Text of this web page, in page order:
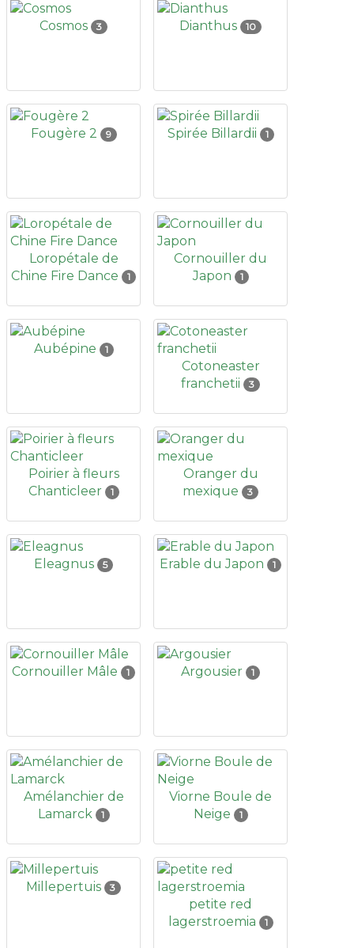
Cosmos 3 Dianthus 10
Fougère 2 9 Spirée Billardii 1
Loropétale de
Chine Fire Dance
1
Cornouiller du
Japon
1
Aubépine 1
Cotoneaster
franchetii
3
Poirier à fleurs
Chanticleer
1
Oranger du
mexique
3
Eleagnus 5 Erable du Japon 1
Cornouiller Mâle 1 Argousier 1
Amélanchier de
Lamarck
1
Viorne Boule de
Neige
1
Millepertuis 3
petite red
lagerstroemia
1